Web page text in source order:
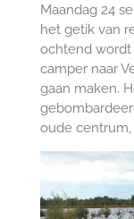
Maandag 24
het getik van
ochtend wordt
camper naar
gaan maken.
oude centrum,